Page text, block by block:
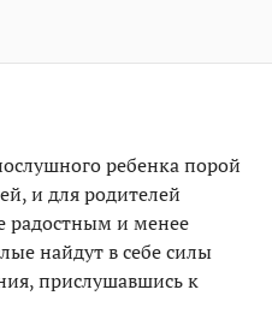
ребенка порой
и для родителей
радостным и менее
найдут в себе силы
прислушавшись к